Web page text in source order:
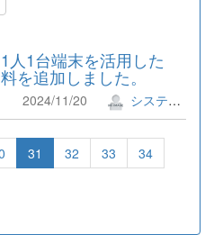
人1台端末を活用した
を追加しました。
2024/11/20 システム管理者
31 32 33
34